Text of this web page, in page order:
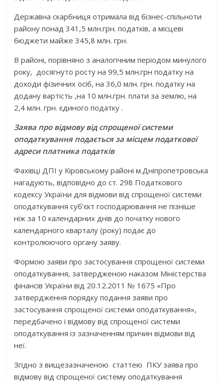
Державна скарбниця отримала від бізнес-спільноти
району понад 341,5 млн.грн. податків, а місцеві
бюджети майже 345,8 млн. грн.
В районі, порівняно з аналогічним періодом минулого
року, досягнуто росту на 99,5 млн.грн податку на
доходи фізичних осіб, на 36,0 млн. грн. податку на
додану вартість ,на 10 млн.грн. плати за землю, на
2,4 млн. грн. єдиного податку .
Заява про відмову від спрощеної системи
оподаткування подається за місцем податкової
адреси платника податків
Фахівці ДПІ у Кіровському районі м.Дніпропетровська
нагадують, відповідно до ст. 298 Податкового
кодексу України для відмови від спрощеної системи
оподаткування суб’єкт господарювання не пізніше
ніж за 10 календарних днів до початку нового
календарного кварталу (року) подає до
контролюючого органу заяву.
Формою заяви про застосування спрощеної системи
оподаткування, затвердженою наказом Міністерства
фінансів України від 20.12.2011 № 1675 «Про
затвердження порядку подання заяви про
застосування спрощеної системи оподаткування»,
передбачено і відмову від спрощеної системи
оподаткування із зазначенням причин відмови від
неї.
Згідно з вищезазначеною статтею ПКУ заява про
відмову від спрощеної систему оподаткування